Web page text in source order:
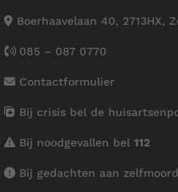
Boerhaavelaan 40, 2713HX,
085 – 087 0770
Contactformulier
Bij crisis bel de
Bij noodgevallen bel 112
Bij gedachten aan